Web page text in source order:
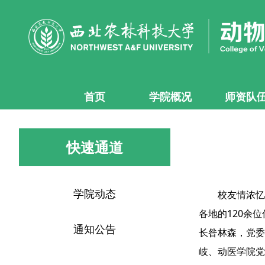
首页 学院概况 师资队
快速通道
学院动态
通知公告
校友情浓
各地的120余
长昝林森，党
岐、动医学院